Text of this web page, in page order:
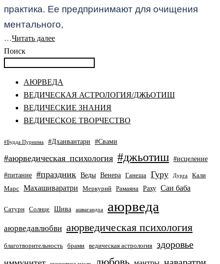
практика. Ее предпринимают для очищения
ментального,
…Читать далее
Поиск
АЮРВЕДА
ВЕДИЧЕСКАЯ АСТРОЛОГИЯ/ДЖЬОТИШ
ВЕДИЧЕСКИЕ ЗНАНИЯ
ВЕДИЧЕСКОЕ ТВОРЧЕСТВО
#Будда Пурнима #Дханвантари #Свами
#аюрведическая_психология #джьотиш #исцеление
#питание #праздник Веды Венера Ганеша Гуру Дурга
Кали
Марс
Махашиваратри Меркурий Рамаяна Раху Саи баба
Сатурн Солнце Шива ашвагандха аюрведа
аюрведавлюбви аюрведическая психология
благотворительность брами ведическая астрология здоровье